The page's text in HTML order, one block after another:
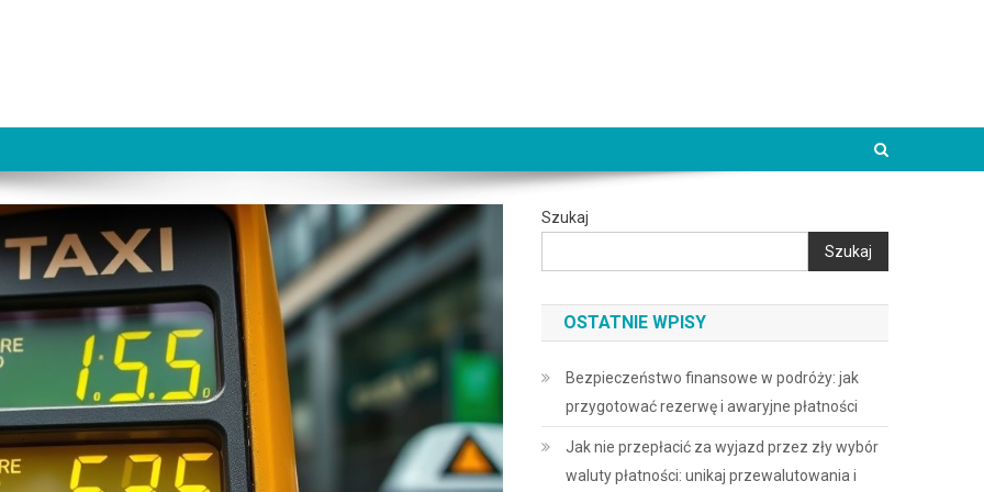
Szukaj
Szukaj
OSTATNIE WPISY
Bezpieczeństwo finansowe w podróży: jak
przygotować rezerwę i awaryjne płatności
Jak nie przepłacić za wyjazd przez zły wybór
waluty płatności: unikaj przewalutowania i